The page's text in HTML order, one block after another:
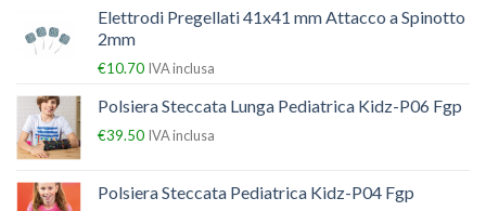
Elettrodi Pregellati 41x41 mm Attacco a Spinotto
2mm
€10.70 IVA inclusa
Polsiera Steccata Lunga Pediatrica Kidz-P06 Fgp
€39.50 IVA inclusa
Polsiera Steccata Pediatrica Kidz-P04 Fgp